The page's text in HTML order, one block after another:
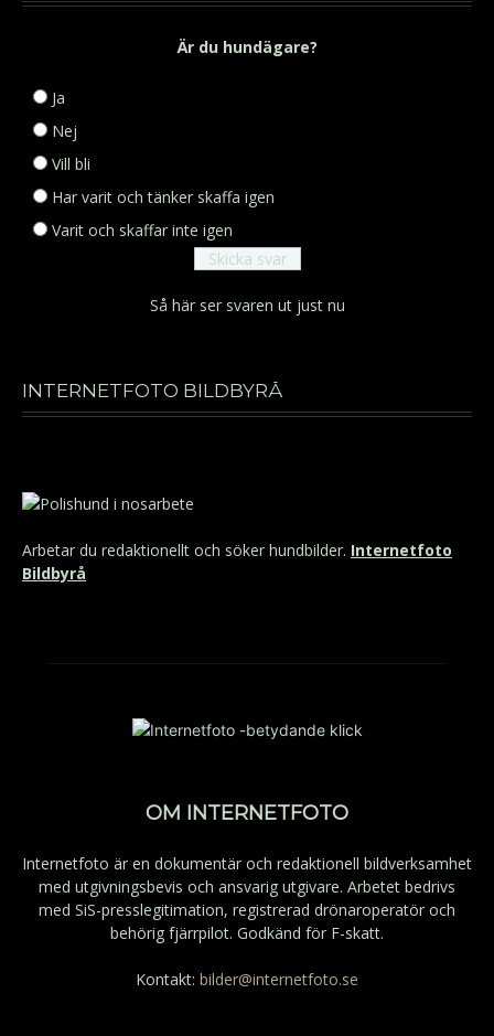
Är du hundägare?
Ja
Nej
Vill bli
Har varit och tänker skaffa igen
Varit och skaffar inte igen
Så här ser svaren ut just nu
INTERNETFOTO BILDBYRÅ
Arbetar du redaktionellt och söker hundbilder. Internetfoto
Bildbyrå
OM INTERNETFOTO
Internetfoto är en dokumentär och redaktionell bildverksamhet
med utgivningsbevis och ansvarig utgivare. Arbetet bedrivs
med SiS-presslegitimation, registrerad drönaroperatör och
behörig fjärrpilot. Godkänd för F-skatt.
Kontakt: bilder@internetfoto.se